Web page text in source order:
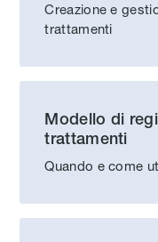
Creazione e
trattamenti
Modello di
trattamenti
Quando e come